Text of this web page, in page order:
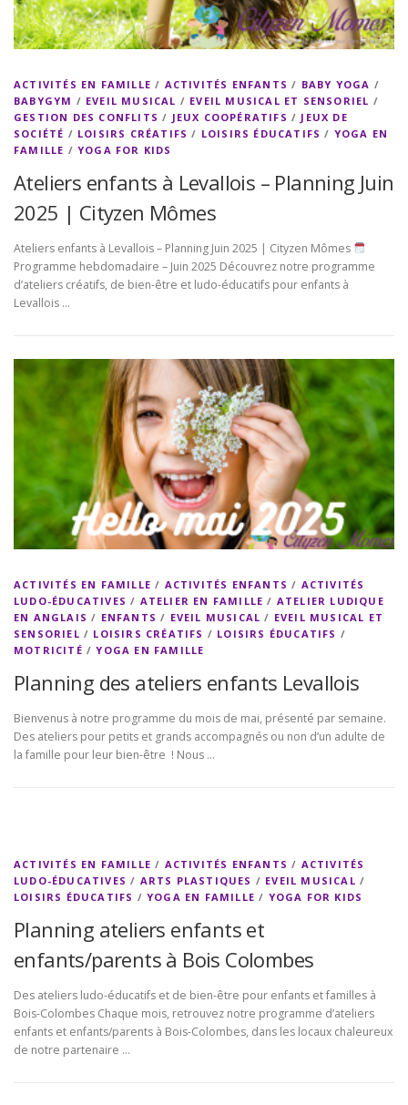
ACTIVITÉS EN FAMILLE / ACTIVITÉS ENFANTS / BABY YOGA /
BABYGYM / EVEIL MUSICAL / EVEIL MUSICAL ET SENSORIEL /
GESTION DES CONFLITS / JEUX COOPÉRATIFS / JEUX DE
SOCIÉTÉ / LOISIRS CRÉATIFS / LOISIRS ÉDUCATIFS / YOGA EN
FAMILLE /YOGA FOR KIDS
Ateliers enfants à Levallois – Planning Juin
2025 | Cityzen Mômes
Ateliers enfants à Levallois – Planning Juin 2025 | Cityzen Mômes
Programme hebdomadaire – Juin 2025 Découvrez notre programme
d’ateliers créatifs, de bien-être et ludo-éducatifs pour enfants à
Levallois …
ACTIVITÉS EN FAMILLE / ACTIVITÉS ENFANTS / ACTIVITÉS
LUDO-ÉDUCATIVES / ATELIER EN FAMILLE / ATELIER LUDIQUE
EN ANGLAIS / ENFANTS / EVEIL MUSICAL / EVEIL MUSICAL ET
SENSORIEL / LOISIRS CRÉATIFS / LOISIRS ÉDUCATIFS /
MOTRICITÉ /YOGA EN FAMILLE
Planning des ateliers enfants Levallois
Bienvenus à notre programme du mois de mai, présenté par semaine.
Des ateliers pour petits et grands accompagnés ou non d’un adulte de
la famille pour leur bien-être ! Nous …
ACTIVITÉS EN FAMILLE / ACTIVITÉS ENFANTS / ACTIVITÉS
LUDO-ÉDUCATIVES / ARTS PLASTIQUES / EVEIL MUSICAL /
LOISIRS ÉDUCATIFS /YOGA EN FAMILLE / YOGA FOR KIDS
Planning ateliers enfants et
enfants/parents à Bois Colombes
Des ateliers ludo-éducatifs et de bien-être pour enfants et familles à
Bois-Colombes Chaque mois, retrouvez notre programme d’ateliers
enfants et enfants/parents à Bois-Colombes, dans les locaux chaleureux
de notre partenaire …